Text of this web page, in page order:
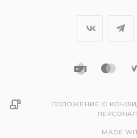
ПОЛОЖЕНИЕ О
MADE